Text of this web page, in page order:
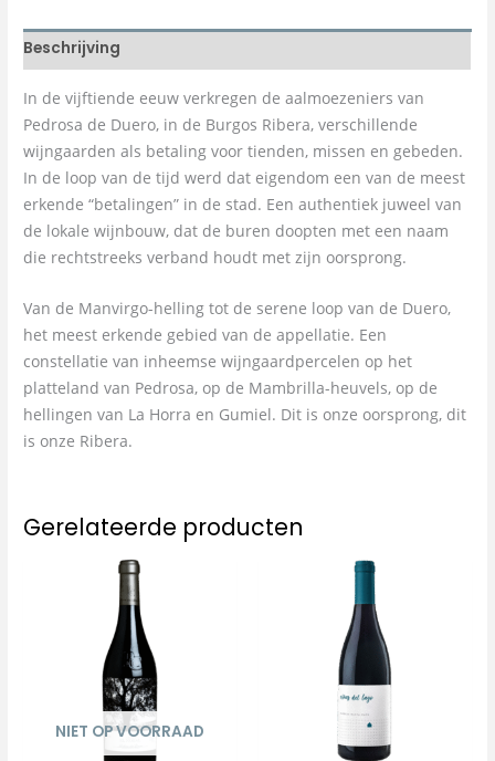
Beschrijving
In de vijftiende eeuw verkregen de aalmoezeniers van
Pedrosa de Duero, in de Burgos Ribera, verschillende
wijngaarden als betaling voor tienden, missen en gebeden.
In de loop van de tijd werd dat eigendom een ​​van de meest
erkende “betalingen” in de stad. Een authentiek juweel van
de lokale wijnbouw, dat de buren doopten met een naam
die rechtstreeks verband houdt met zijn oorsprong.
Van de Manvirgo-helling tot de serene loop van de Duero,
het meest erkende gebied van de appellatie. Een
constellatie van inheemse wijngaardpercelen op het
platteland van Pedrosa, op de Mambrilla-heuvels, op de
hellingen van La Horra en Gumiel. Dit is onze oorsprong, dit
is onze Ribera.
Gerelateerde producten
NIET OP VOORRAAD